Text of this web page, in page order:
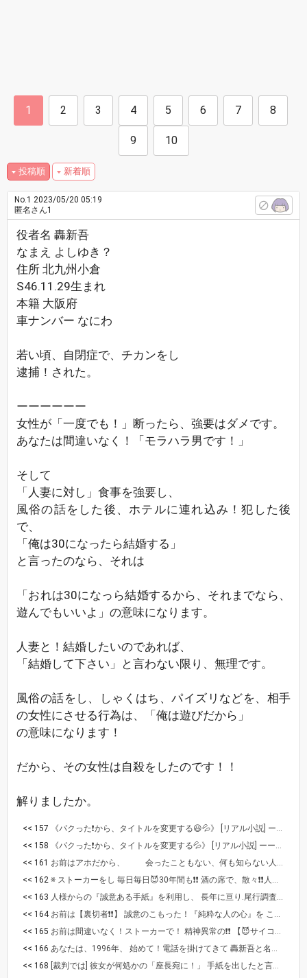
1 2 3 4 5 6 7 8
9 10
投稿順 新着順
No.1 2023/05/20 05:19
匿名さん1
役者名 轟新吾
なまえ よしゆき？
住所 北九州小倉
S46.11.29生まれ
本籍 大阪府
車ナンバー なにわ
若い頃、自閉症で、チカンをし
逮捕！された。
ーーーーーー
女性が「一度でも！」断ったら、強要はダメです。
あなたは間違いなく！「モラハラ男です！」
そして
「人妻に対し」食事を強要し、
風俗の話をした後、ホテルに連れ込み！犯した後
で、
「俺は30になったら結婚する」
と言ったのなら、それは
「おれは30になっら結婚するから、それまでなら、
遊んでもいいよ」の意味になります。
人妻と！結婚したいのであれば、
「結婚して下さい」と言わない限り、無理です。
風俗の話をし、しゃくはち、パイズリなどを、相手
の女性にさせる行為は、「俺は遊びだから」
の意味になります！
だから、その女性は自殺をしたのです！！
解りましたか。
<< 157 《パクった❗から、タイトルを変更する😃💦》 [リアル小説] ーーーーーーーーーーーーーーーーーーーーー 【死者からの伝言❗】 私の名は😡閻魔大王 [阿修羅❗] ※2024.4.8から いよいよ【🔥地獄のポータルが開く❗】👏👏 手土産にお前と お前の仲間も、道連れにすることにした( *´艸｀) 宜しく頼むわ❗
<< 158 《パクった❗から、タイトルを変更する💦》 [リアル小説] ーーーーーーーーーーーーーーーーーーーーー 【死者からの伝言❗】 私の名は😡閻魔大王 [阿修羅❗] ※2024.4.8から いよいよ【🔥地獄のポータルが開く❗】👏👏 手土産にお前と お前の仲間も、道連れにすることにした( *´艸｀) 宜しく頼むわ❗
<< 161 お前はアホだから、 会ったこともない、何も知らない人に 最初から、SEX目的で、遠方まで来てと 言ったなら、その時点で【犯罪❗❗】 仕事上、座長として客引きをしただけなら 何も問題はないけど。 そこが判らないアホでは 【痴漢、婦女暴行と同じでしょ❗】 SEXした後で、付き合おうと思った SEXした後で、結婚するから それ、、犯罪ですよ❗ そんなことも判らないアホだから 相手にされないのよ、、 好きでもない女性と、 普段から性交をしてるから バチが当たったの❗ 自業自得 くび❗ 💥✂️縁ガチョーン❗💥✂️
<< 162 ※ ストーカーをし 毎日毎日😈30年間も❗❗ 酒の席で、散々❗❗人の悪口を 言いふらして来たことは、 【事実だし❗❗】 相当しつこい！サイコパスだ❗❗ [年下の子沢山の(元後妻？も❗] 😈何度もしつこいし❗うるさ過ぎだわ👊😡💢 【😈犯罪は犯罪だから❗❗】 本人でもない！関係ない者が 😈誹謗中傷に加わった時点で その者も、皆、犯罪者だから❗❗ まだ解らないの？ やったらいけないことがあるの‼️ ダメなものは、駄目だから❗❗ ーーーーーーーーーー あなた達の様な【😈3次元の】 穢れた関係ではなく！ 美しく穢れのない、 10年間の、 ただのプラトニックに 一切話もせずに❗❗ ズカズカと、行きなり 入り込んだら❗ 【それは😈ただの犯罪だし❗❗】 そこに、愛はないから❗❗ 😈こんな穢れきった❗💩奴らとは 💥✂️縁ガチョーン❗💥✂️ 💥✂️縁ガチョーン❗💥✂️ 💥✂️縁ガチョーン❗💥✂️ 💥✂️縁ガチョーン❗💥✂️ 💥✂️縁ガチョーン❗💥✂️ わかったか バカたれが
<< 163 人様からの『誠意ある手紙』を利用し、 長年に亘り.尾行調査をし、誹謗中傷する 【本当に😈卑怯で❗悪質で❗】 とんでもなく汚ない奴ら❗ 人間のグズだわ❗❗ 人でなしの💩❗ そう言う所が、マジで許せない👊😡💢 ーーーーーーーーーーーーーーー 俺は 解っていて わざと傷つけた❗❗ そうしないと 自分の心が保てなかったから❗ だから【😈わざと❗❗傷つけた❗❗】 俺は悪くないし… これが俺だから これからも 止めない 😈止めるつもりはない❗ 😈次のターゲットを やるだけ そうしなれば 気が変になりそうだから そうさ、俺は 狂っている… 何を どうしていいのか 何が原因か それさえ わからない 頭が変だ 何もかも わからない 誰も俺を 止めることは出来ない だから やり続ける 【😈これが俺だから…】 😈そうさ！全て解って やったことだ❗ それを解っていて やったのだから 🔥地獄に堕ちても 仕方ない ーーーー あなたは 遥か昔から❗❗変わらない❗ よく自分のことを 解ってるじゃん！ 【何が原因か！教えてやる❗】 😈人の調査をし、 全て独断と偏見の 【妄想から起きた事だ❗】 だから頭の中が ぐちゃぐちゃで 何が何やら わからなくなり むしゃくしゃして 😈腹いせに❗ 罪のない人達を😈残虐に殺して来た❗❗ お前が❗人の話を一切❗❗ 【聞こうとしないからだ❗❗】 【話をしないから❗😈それが原因だ❗❗】 わかったか❗❗ この糞やろう❗❗👊😡💢 お前だけは❗絶対に許さん❗❗👊😡💢 お前と❗年下後妻、実の親、 義理の兄(本物の座長)、堂本光一❗は、 確定だから。 🔥地獄に堕ちても文句はないだろうし、、 何も問題ない😛
<< 164お前は【裏切者❗❗】 誠意のこもった！『純粋な人の心』を これでもか！と【😈踏みにじり❗】 心をズタズタにし❗❗ 『完治不能の病気にし』 【😈再起不能にした❗❗】 ただの…💩💩💩💩💩💩💩❗ 【😈裏切者だから❗❗】 絶対に許してはならないし👊😡 人の心を平気で踏みにじる、、お前は 間違いなく❗【😈悪魔だから❗❗】 人様の心のこもった！ 『誠意ある手紙』を利用し！ 長年に亘り.『尾行調査をし』 わざと❗ 【人様の家庭を壊し❗❗】 これでもか！と、長い間、仲間と 【誹謗中傷してきた❗❗】 【本当に😈卑怯で❗悪質で❗】 とんでもなく汚ない奴ら❗ 人間のグズだわ❗❗ お前は人でなしの…ただの… 💩💩💩💩💩💩💩💩❗ そう言うお前の、😈ズルい❗汚い所が、 【マジで許せないし❗❗】👊😡💢 許してはいけない❗❗と思う。 これは、恋愛などではなく！ 間違いなく❗ 【警察、刑事裁判沙汰❗】なので、 当然、訴えたいし！ 訴えるべき‼️だと思います❗❗👊😡 こう言う、😈しつこい輩を、 許しておくべきではない❗❗👊😡💢 この男の所在、本名を知っている者は コメント欄に書き込んでくれ！ 知っていて、見てみぬ振りをする者も 【同罪とする❗❗】
<< 165 お前は間違いなく！ストーカーで！ 精神異常の❗❗ 【😈サイコパスだ❗❗】 つまり犯罪者❗❗👊😡💢 普通の人は、そんな事はしない。 自分の気持ちを言葉にして、 「普通に！付き合い」 「普通の！恋愛」をするから。 サイコパスの性犯罪者は 精神病院送り！にしてやりたい❗❗👊😡💢 10年経て電話してきても、 通じないよ！ あのさ、あんた 「好きな人はいない」と言ってたけど、 じゃあ何で、来てと 何度も何度も電話を掛けてきたの？ 意味が解らん。 だから、目的は何なのか、手紙を書け、 と伝えました❗ 彼女が自殺して、2年後 本気でその女性を好きだったのか、 を調べる為に、ある手紙を書いて あなたの行動を試したところ、 色んな女性と付き合っていたので あなたは本気ではなかった！と 判明した。つまり、真剣にその女性を 好きでも、愛していたわけでもなく！ あなたにとって、どうでもいい存在だ、 と判った。 彼女の誠意は【裏切られた❗❗】 間違いなくね❗❗👊😡💢 💩お前は、ただの💩だった！ と言うこと。 普通に女性と接する事の出来ない 【😈性犯罪者❗確定です】 大体、 ※家庭の固定電話に掛けてきて 「来て」はないでしょ。来ては！ ○○さんのお宅ですか？ ○○さんはおられますか？ 誰に来てほしいのか、 用は何なのか、 普通に電話も掛けられないバカとは 話すら出来ないわ❗ 何度も電話を掛けて来ては 直ぐに切り、 何なの このバカは！ ただの変態か！ 言いたい事は 山ほど‼️あるわ。👊😡💢 この変態💩野郎が❗❗👊😡💢 マジで 精神病院送り！にしてやりたい❗❗👊😡
<< 166 あなたは、1996年、 始めて！電話を掛けてきて 轟新吾と名乗り、「来て」と言った。 だから、家族の誰かが お芝居を観に行った！ それだけの関係！ それ以外に何か目的があるの？
<< 168 [裁判では] 彼女が何処かの「座長宛に！」 手紙を出したと言う、1986年~1992年、 🍀契約上の座長は「誰だったのか？」 それを 『元妻！』に証言してもらう必要があります。 弟なのか、元夫か！ 彼女は、新聞欄を見て、104で確認し 何処かの座長宛に、 【親展の手紙】を出しましたが、 下の名前までは聞いてないので、 【轟新吾ではない❗】ことは確かです。 彼女は、男性と【お付き合いがしたくて】 ※家の電話番号等を、書いた訳ではない❗ 『仕事上の話をする為❗』 先ずは『🍀信用を得ようと❗』 仕方なく、身元を証しただけ、なのに 何故その手紙を！ 【あなたが持っているのか？】 先ずはそれを. 【🍀裁判で証明する❗】必要があります。 何処かの、馬の骨、に手紙を出した訳ではないので‼️ 【いったい誰が、座長なのか❗❗】 先ずそれを、明らかにして頂きたい。 そして、あなたが実際に！電話を掛けてきた 1996年、誰が座長だったのか？ それも知りたいし❗❗ 「俺は結婚もしていないし🧒子供もいない」 と言った様ですが、 それは嘘か、真実か、 あなたの真意が問われます❗ 『あなたは』何の目的で、 来てと言ったのか⁉️ 【それを問われます❗】 ※話だけなら、手紙や電話で済むはず❗ 彼女は、手紙を書くよう 要求したはずです！ 何故、あなたは 手紙で返事を書かなかったのか⁉️ 何故、遠方まで芝居を観に行ったお客様に 行きなり❗押し掛け行為をしたのか？ 女性の居場所を どうやって知ったのか⁉️ 何度も断っている女性に対し 何故、強要したのか⁉️ 色々質問責めになる、と思いますが。 全て調べた上で、強要した❗❗となれば 【犯罪者確定ですね】 自業自得です。 ーーーーーー別件では 上↑で証明した、元妻の夫か、 それは本当の座長か、否か！ 証明して頂く事になります。 ※事実上、轟新吾と名乗り 直接❗電話を掛けてきた、 1994年4/30、1996年～の男は、 上↑で証明した、本物の座長か、否か！ 彼女へ性的DVをした！男は、 座長か、否か！ 座長でなければ、誰なのか❗を証明してもらいます。 そして、これ迄30年に及ぶ、 私への、ストーカー、尾行調査、誹謗中傷… をしてきた男は【誰なのか❗】 それは、座長か否か、 色々と証明して頂きますので、 全て明るみになります。